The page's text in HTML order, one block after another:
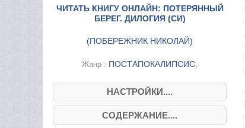
ЧИТАТЬ КНИГУ ОНЛАЙН: ПОТЕРЯННЫЙ
БЕРЕГ. ДИЛОГИЯ (СИ)
(ПОБЕРЕЖНИК НИКОЛАЙ)
Жанр : ПОСТАПОКАЛИПСИС;
НАСТРОЙКИ....
СОДЕРЖАНИЕ....